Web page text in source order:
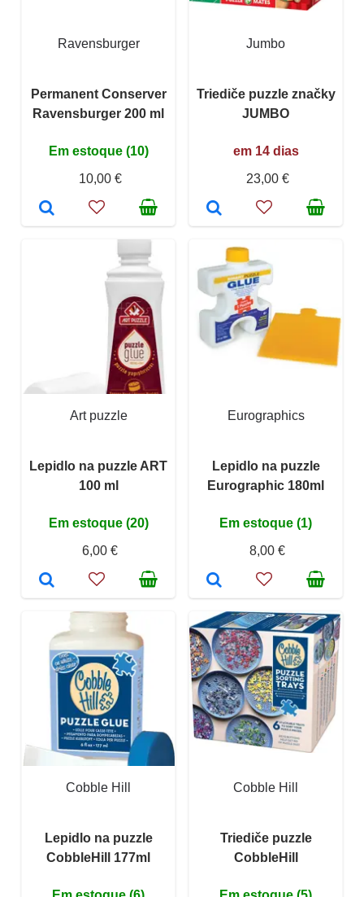
Ravensburger
Permanent Conserver
Ravensburger 200 ml
Em estoque (10)
10,00 €
Jumbo
Triediče puzzle značky
JUMBO
em 14 dias
23,00 €
Art puzzle
Lepidlo na puzzle ART
100 ml
Em estoque (20)
6,00 €
Eurographics
Lepidlo na puzzle
Eurographic 180ml
Em estoque (1)
8,00 €
Cobble Hill
Lepidlo na puzzle
CobbleHill 177ml
Cobble Hill
Triediče puzzle
CobbleHill